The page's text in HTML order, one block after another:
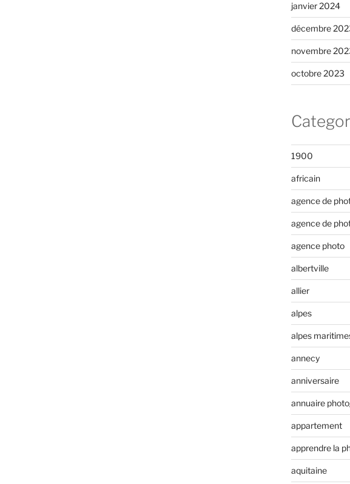
janvier 2024
décembre
novembre
octobre 2023
1900
africain
agence de
agence de
agence photo
albertville
allier
alpes
alpes
annecy
anniversaire
annuaire
appartement
apprendre la
aquitaine